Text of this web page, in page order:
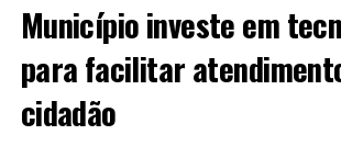
Município investe em
para facilitar
cidadão